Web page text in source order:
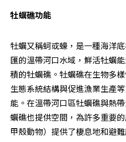
牡蠣礁功能
牡蠣又稱蚵或蠔，是一種海洋
匯的溫帶河口水域，鮮活牡蠣
積的牡蠣礁。牡蠣礁在生物多
生態系統結構與促進漁業生產
能。在溫帶河口區牡蠣礁與熱
蠣礁也提供空間，為許多重要
甲殼動物）提供了棲息地和避難